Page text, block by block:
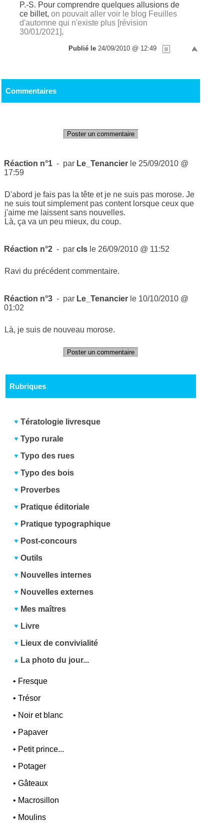
P.-S. Pour comprendre quelques allusions de
ce billet,on pouvait aller voir le blog Feuilles
d'automne qui n'existe plus [révision
30/01/2021] .
Publié le 24/09/2010 @ 12:49
Commentaires
Poster un commentaire
Réaction n°1 - par Le_Tenancier le 25/09/2010 @
17:59
D'abord je fais pas la tête et je ne suis pas morose. Je
ne suis tout simplement pas content lorsque ceux que
j'aime me laissent sans nouvelles.
Là, ça va un peu mieux, du coup.
Réaction n°2 - parcls le 26/09/2010 @ 11:52
Ravi du précédent commentaire.
Réaction n°3 - par Le_Tenancier le 10/10/2010 @
01:02
Là, je suis de nouveau morose.
Poster un commentaire
Rubriques
Tératologie livresque
Typo rurale
Typo des rues
Typo des bois
Proverbes
Pratique éditoriale
Pratique typographique
Post-concours
Outils
Nouvelles internes
Nouvelles externes
Mes maîtres
Livre
Lieux de convivialité
La photo du jour...
• Fresque
•Trésor
• Noir et blanc
• Papaver
• Petit prince...
• Potager
•Gâteaux
• Macrosillon
• Moulins